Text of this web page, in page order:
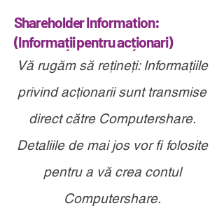
Shareholder Information:
(Informații pentru acționari)
Vă rugăm să rețineți: Informațiile
privind acționariisunt transmise
direct către Computershare.
Detaliile de mai jos vor fi folosite
pentru a vă crea contul
Computershare.